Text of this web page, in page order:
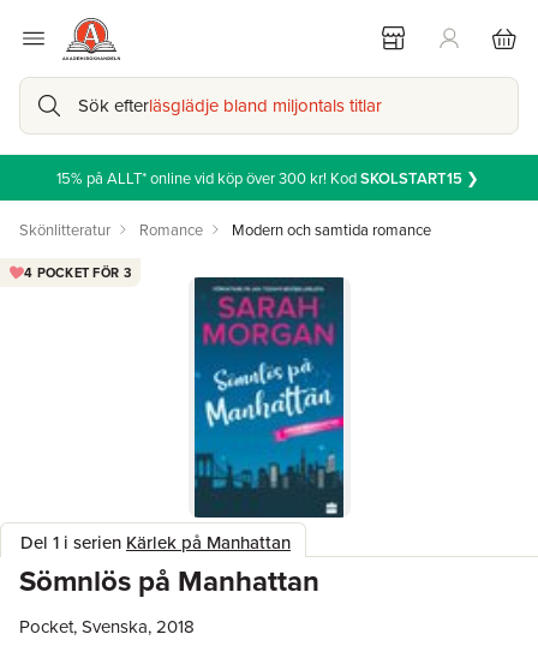
Sök efterläsglädje bland miljontals titlar
15% på ALLT* online vid köp över 300 kr! KodSKOLSTART15❯
Skönlitteratur Romance Modern och samtida romance
Del 1 i serien Kärlek på Manhattan
Sömnlös på Manhattan
4 POCKET FÖR 3
Pocket, Svenska, 2018